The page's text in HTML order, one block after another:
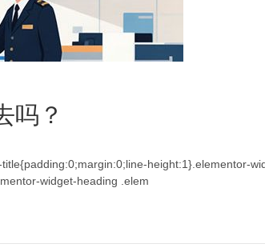
吗？​
height:1}.elementor-
widget-heading .elem